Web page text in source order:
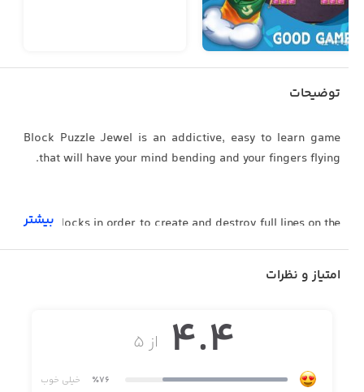
توضیحات
Block Puzzle Jewel is an addictive, easy to learn game
that will have your mind bending and your fingers flying.
Drop blocks in order to create and destroy full lines on the
The more rows you eliminate at one time, the more score
and a short time.
بیشتر
امتیاز و نظرات
از ۵ 4.4
٪76 خیلی خوب